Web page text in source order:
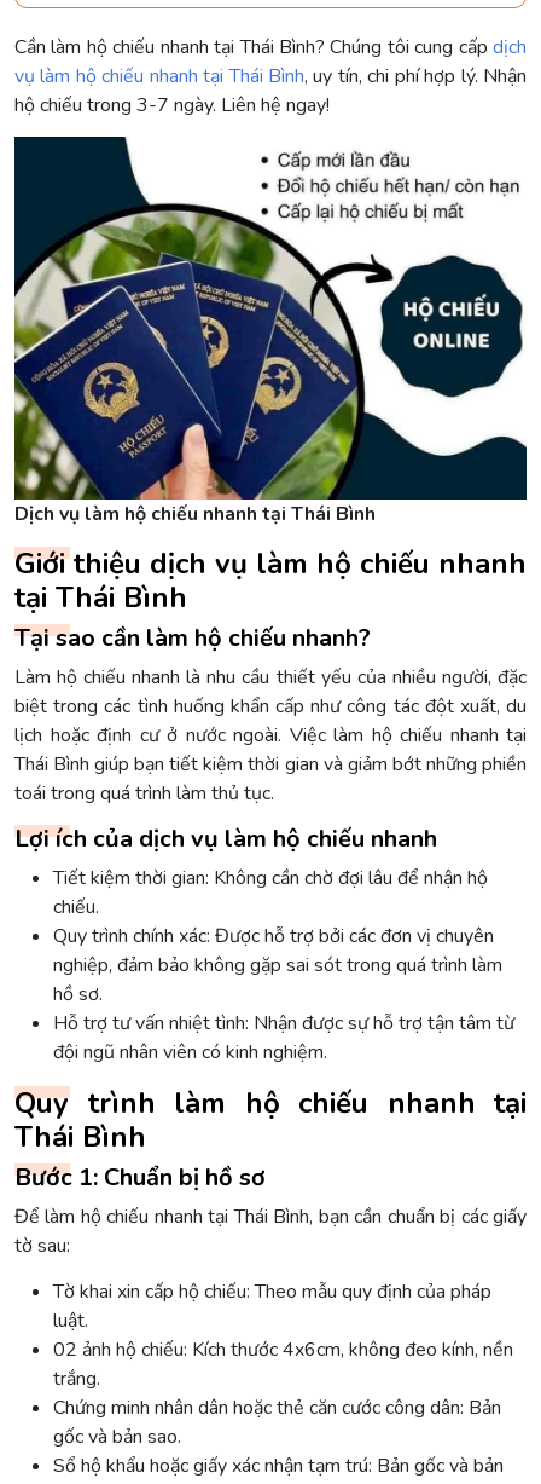
Cần làm hộ chiếu nhanh tại Thái Bình? Chúng tôi cung cấp dịch
vụ làm hộ chiếu nhanh tại Thái Bình, uy tín, chi phí hợp lý. Nhận
hộ chiếu trong 3-7 ngày. Liên hệ ngay!
Dịch vụ làm hộ chiếu nhanh tại Thái Bình
Giới thiệu dịch vụ làm hộ chiếu nhanh
tại Thái Bình
Tại sao cần làm hộ chiếu nhanh?
Làm hộ chiếu nhanh là nhu cầu thiết yếu của nhiều người, đặc
biệt trong các tình huống khẩn cấp như công tác đột xuất, du
lịch hoặc định cư ở nước ngoài. Việc làm hộ chiếu nhanh tại
Thái Bình giúp bạn tiết kiệm thời gian và giảm bớt những phiền
toái trong quá trình làm thủ tục.
Lợi ích của dịch vụ làm hộ chiếu nhanh
Tiết kiệm thời gian: Không cần chờ đợi lâu để nhận hộ
chiếu.
Quy trình chính xác: Được hỗ trợ bởi các đơn vị chuyên
nghiệp, đảm bảo không gặp sai sót trong quá trình làm
hồ sơ.
Hỗ trợ tư vấn nhiệt tình: Nhận được sự hỗ trợ tận tâm từ
đội ngũ nhân viên có kinh nghiệm.
Quy trình làm hộ chiếu nhanh tại
Thái Bình
Bước 1: Chuẩn bị hồ sơ
Để làm hộ chiếu nhanh tại Thái Bình, bạn cần chuẩn bị các giấy
tờ sau:
Tờ khai xin cấp hộ chiếu: Theo mẫu quy định của pháp
luật.
02 ảnh hộ chiếu: Kích thước 4x6cm, không đeo kính, nền
trắng.
Chứng minh nhân dân hoặc thẻ căn cước công dân: Bản
gốc và bản sao.
Sổ hộ khẩu hoặc giấy xác nhận tạm trú: Bản gốc và bản